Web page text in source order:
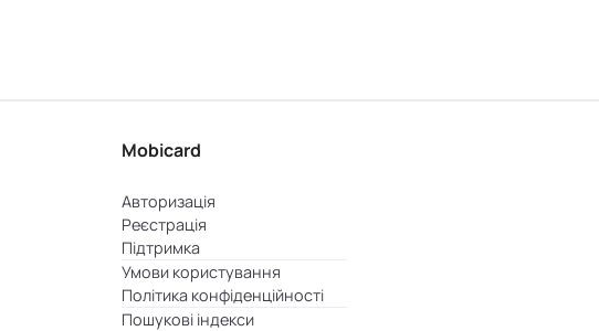
Mobicard
Авторизація
Реєстрація
Підтримка
Умови користування
Політика конфіденційності
Пошукові індекси